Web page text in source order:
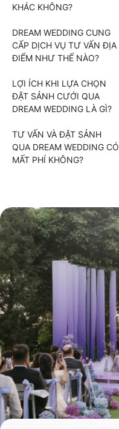
KHÁC KHÔNG?
DREAM WEDDING CUNG
CẤP DỊCH VỤ TƯ VẤN ĐỊA
ĐIỂM NHƯ THẾ NÀO?
LỢI ÍCH KHI LỰA CHỌN
ĐẶT SẢNH CƯỚI QUA
DREAM WEDDING LÀ GÌ?
TƯ VẤN VÀ ĐẶT SẢNH
QUA DREAM WEDDING CÓ
MẤT PHÍ KHÔNG?